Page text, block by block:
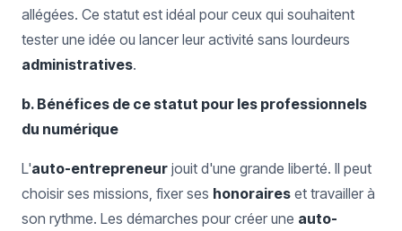
allégées. Ce statut est idéal pour ceux qui souhaitent
tester une idée ou lancer leur activité sans lourdeurs
administratives.
b. Bénéfices de ce statut pour les professionnels
du numérique
L'auto-entrepreneur jouit d'une grande liberté. Il peut
choisir ses missions, fixer ses honoraires et travailler à
son rythme. Les démarches pour créer une auto-